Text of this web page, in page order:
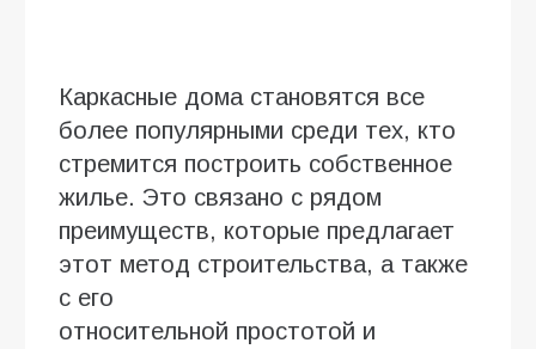
Каркасные дома становятся все
более популярными среди тех, кто
стремится построить собственное
жилье. Это связано с рядом
преимуществ, которые предлагает
этот метод строительства, а также
с его
относительной простотой и